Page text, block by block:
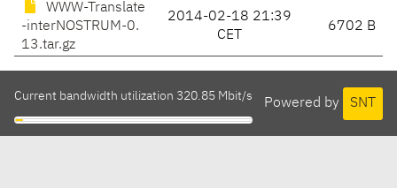
WWW-Translate
-interNOSTRUM-0.
13.tar.gz
2014-02-18 21:39
CET
6702 B
Powered by SNT
Current bandwidth utilization 320.85 Mbit/s